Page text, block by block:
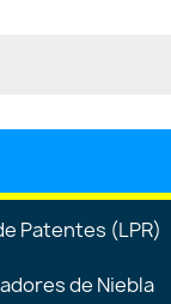
Patentes (LPR)
de Niebla